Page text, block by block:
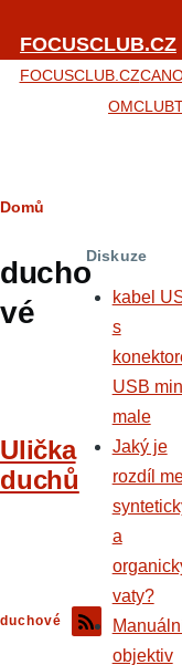
FOCUSCLUB.CZ
FOCUSCLUB.CZ
OMCLUB
Drobečková
navigace
Domů
ducho
vé
Ulička
duchů
duchové
Diskuze
kabel
s
USB
male
Jaký je
rozdíl
a
vaty?
objektiv